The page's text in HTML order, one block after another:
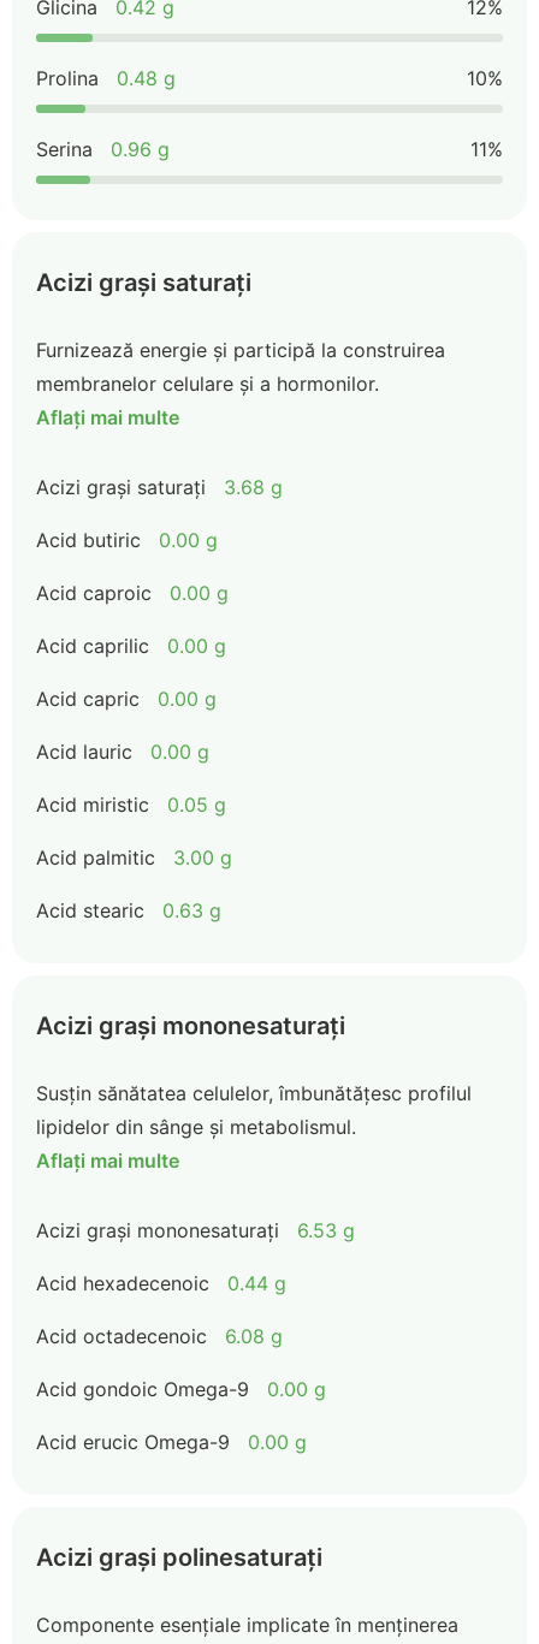
Glicina 0.42 g 12%
Prolina 0.48 g 10%
Serina 0.96 g 11%
Acizi grași saturați
Furnizează energie și participă la construirea
membranelor celulare și a hormonilor.
Aflați mai multe
Acizi grași saturați 3.68 g
Acid butiric 0.00 g
Acid caproic 0.00 g
Acid caprilic 0.00 g
Acid capric 0.00 g
Acid lauric 0.00 g
Acid miristic 0.05 g
Acid palmitic 3.00 g
Acid stearic 0.63 g
Acizi grași mononesaturați
Susțin sănătatea celulelor, îmbunătățesc profilul
lipidelor din sânge și metabolismul.
Aflați mai multe
Acizi grași mononesaturați 6.53 g
Acid hexadecenoic 0.44 g
Acid octadecenoic 6.08 g
Acid gondoic Omega-9 0.00 g
Acid erucic Omega-9 0.00 g
Acizi grași polinesaturați
Componente esențiale implicate în menținerea